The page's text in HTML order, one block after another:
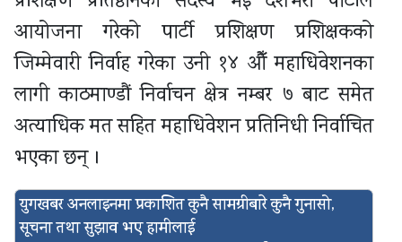
आयोजना गरेको पार्टी प्रशिक्षण प्रशिक्षकको
जिम्मेवारी निर्वाह गरेका उनी १४ औँ महाधिवेशनका
लागी काठमाण्डौं निर्वाचन क्षेत्र नम्बर ७ बाट समेत
अत्याधिक मत सहित महाधिवेशन प्रतिनिधी निर्वाचित
भएका छन् ।
युगखबर अनलाइनमा प्रकाशित कुनै सामग्रीबारे कुनै गुनासो,
सूचना तथा सुझाव भए हामीलाई